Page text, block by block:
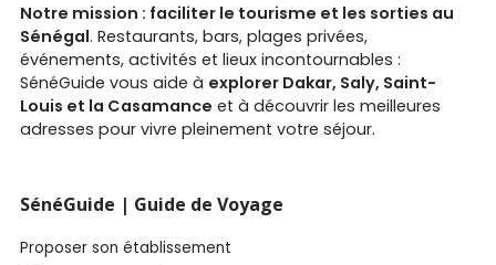
Notre mission : faciliter le tourisme et les sorties au
Sénégal. Restaurants, bars, plages privées,
événements, activités et lieux incontournables :
SénéGuide vous aide à explorer Dakar, Saly, Saint-
Louis et la Casamance et à découvrir les meilleures
adresses pour vivre pleinement votre séjour.
SénéGuide | Guide de Voyage
Proposer son établissement